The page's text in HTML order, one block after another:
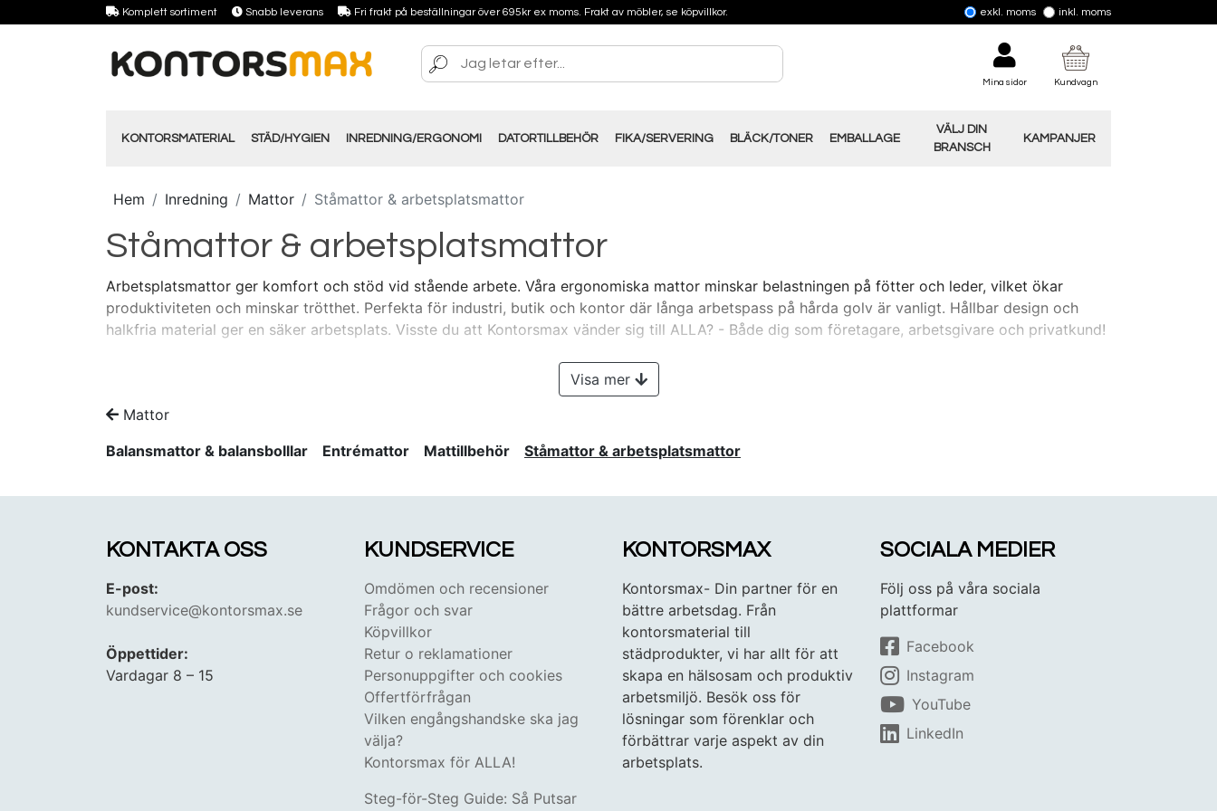
Komplett sortiment Snabb leverans Fri frakt på beställningar över 695kr ex moms. Frakt av möbler, se köpvillkor. exkl. moms inkl. moms
Mina sidor Kundvagn
KONTORSMATERIAL STÄD/HYGIEN INREDNING/ERGONOMI DATORTILLBEHÖR FIKA/SERVERING BLÄCK/TONER EMBALLAGE
VÄLJ DIN
BRANSCH
KAMPANJER
Hem Inredning Mattor Ståmattor & arbetsplatsmattor
Ståmattor & arbetsplatsmattor
Arbetsplatsmattor ger komfort och stöd vid stående arbete. Våra ergonomiska mattor minskar belastningen på fötter och leder, vilket ökar
produktiviteten och minskar trötthet. Perfekta för industri, butik och kontor där långa arbetspass på hårda golv är vanligt. Hållbar design och
halkfria material ger en säker arbetsplats. Visste du att Kontorsmax vänder sig till ALLA? - Både dig som företagare, arbetsgivare och privatkund!
Visa mer
Mattor
Balansmattor & balansbolllar
Entrémattor Mattillbehör Ståmattor & arbetsplatsmattor
KONTAKTA OSS
E-post:
kundservice@kontorsmax.se
Öppettider:
Vardagar 8 – 15
KUNDSERVICE
Omdömen och recensioner
Frågor och svar
Köpvillkor
Retur o reklamationer
Personuppgifter och cookies
Offertförfrågan
Vilken engångshandske ska jag
välja?
Kontorsmax för ALLA!
Steg-för-Steg Guide: Så Putsar
KONTORSMAX
Kontorsmax- Din partner för en
bättre arbetsdag. Från
kontorsmaterial till
städprodukter, vi har allt för att
skapa en hälsosam och produktiv
arbetsmiljö. Besök oss för
lösningar som förenklar och
förbättrar varje aspekt av din
arbetsplats.
SOCIALA MEDIER
Följ oss på våra sociala
plattformar
Facebook
Instagram
YouTube
LinkedIn